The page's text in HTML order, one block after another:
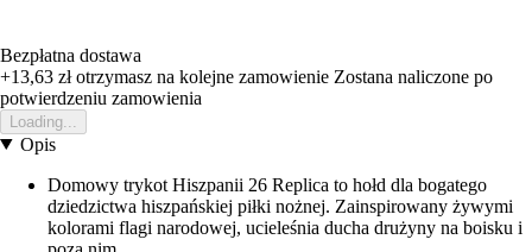
Bezpłatna dostawa
+13,63 złotrzymasz na kolejne zamowienie Zostana naliczone po
potwierdzeniu zamowienia
Loading...
Opis
Domowy trykot Hiszpanii 26 Replica to hołd dla bogatego
dziedzictwa hiszpańskiej piłki nożnej. Zainspirowany żywymi
kolorami flagi narodowej, ucieleśnia ducha drużyny na boisku i